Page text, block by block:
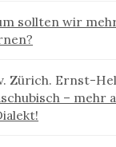
sollten wir
Zürich. Ernst-
– mehr